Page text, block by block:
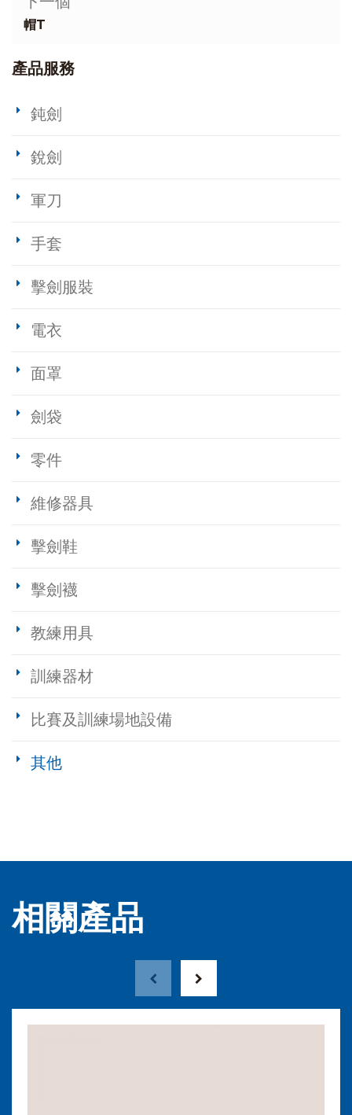
帽T
產品服務
鈍劍
銳劍
軍刀
手套
擊劍服裝
電衣
面罩
劍袋
零件
維修器具
擊劍鞋
擊劍襪
教練用具
訓練器材
比賽及訓練場地設備
其他
相關產品